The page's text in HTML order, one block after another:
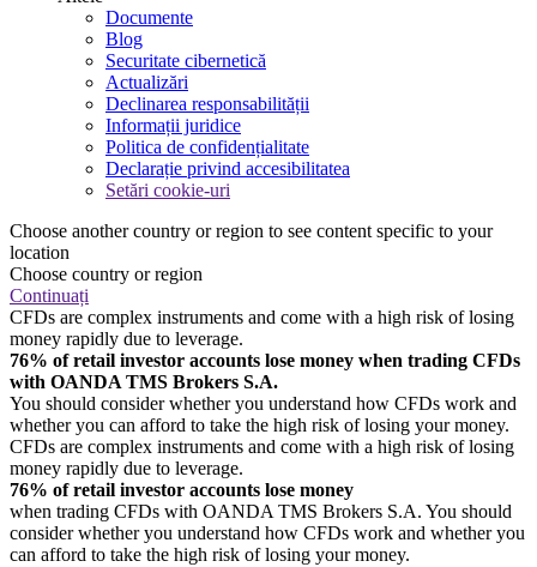
Documente
Blog
Securitate cibernetică
Actualizări
Declinarea responsabilității
Informații juridice
Politica de confidențialitate
Declarație privind accesibilitatea
Setări cookie-uri
Choose another country or region to see content specific to your
location
Choose country or region
Continuați
CFDs are complex instruments and come with a high risk of losing
money rapidly due to leverage.
76% of retail investor accounts lose money when trading CFDs
with OANDA TMS Brokers S.A.
You should consider whether you understand how CFDs work and
whether you can afford to take the high risk of losing your money.
CFDs are complex instruments and come with a high risk of losing
money rapidly due to leverage.
76% of retail investor accounts lose money
when trading CFDs with OANDA TMS Brokers S.A. You should
consider whether you understand how CFDs work and whether you
can afford to take the high risk of losing your money.